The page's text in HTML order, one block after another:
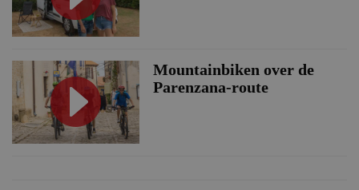
Mountainbiken over de
Parenzana-route